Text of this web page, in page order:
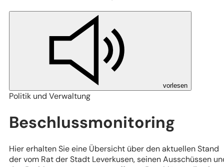
vorlesen
Politik und Verwaltung
Beschlussmonitoring
Hier erhalten Sie eine Übersicht über den aktuellen Stand
der vom Rat der Stadt Leverkusen, seinen Ausschüssen